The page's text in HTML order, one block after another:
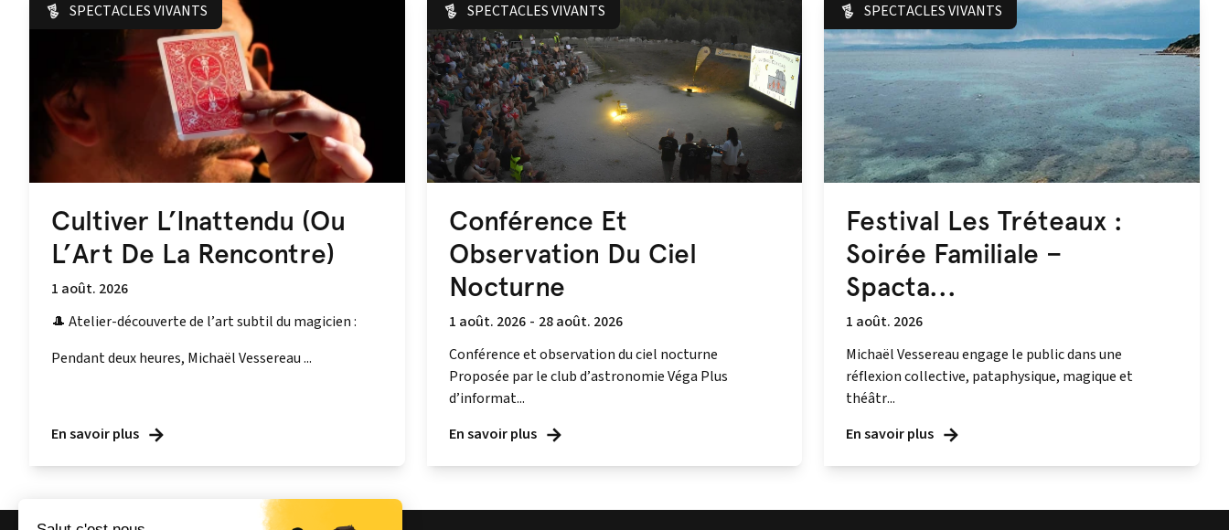
SPECTACLES VIVANTS
Cultiver L’Inattendu (Ou
L’Art De La Rencontre)
1 août. 2026
🎩 Atelier-découverte de l’art subtil du magicien :
Pendant deux heures, Michaël Vessereau ...
En savoir plus
SPECTACLES VIVANTS
Conférence Et
Observation Du Ciel
Nocturne
1 août. 2026 - 28 août. 2026
Conférence et observation du ciel nocturne
Proposée par le club d’astronomie Véga Plus
d’informat...
En savoir plus
SPECTACLES VIVANTS
Festival Les Tréteaux :
Soirée Familiale –
Spacta...
1 août. 2026
Michaël Vessereau engage le public dans une
réflexion collective, pataphysique, magique et
théâtr...
En savoir plus